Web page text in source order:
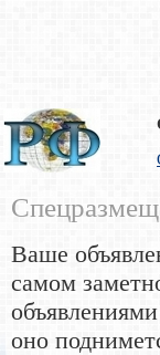
Ваше
самом
оно